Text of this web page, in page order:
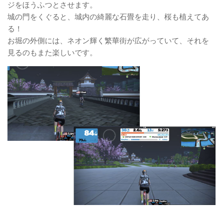
ジをほうふつとさせます。
城の門をくぐると、城内の綺麗な石畳を走り、桜も植えてあ
る！
お堀の外側には、ネオン輝く繁華街が広がっていて、それを
見るのもまた楽しいです。